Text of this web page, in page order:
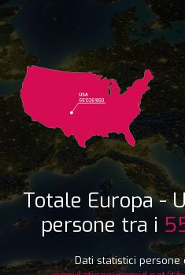
Totale Europa -
persone tra i
Dati statistici